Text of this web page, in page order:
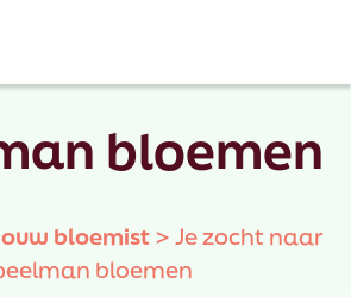
bloemen
bloemist>Je zocht naar
bloemen